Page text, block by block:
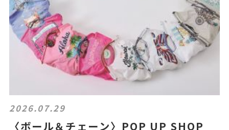
2026.07.29
〈ボール＆チェーン〉POP UP SHOP